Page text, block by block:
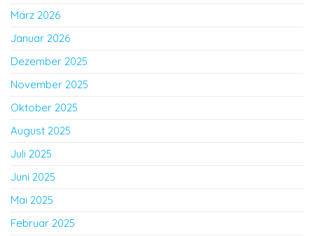
März 2026
Januar 2026
Dezember 2025
November 2025
Oktober 2025
August 2025
Juli 2025
Juni 2025
Mai 2025
Februar 2025